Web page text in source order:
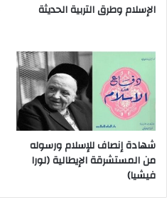
الإسلام وطرق التربية الحديثة
شهادة إنصاف للإسلام ورسوله
من المستشرقة الإيطالية (لورا
فيشيا)